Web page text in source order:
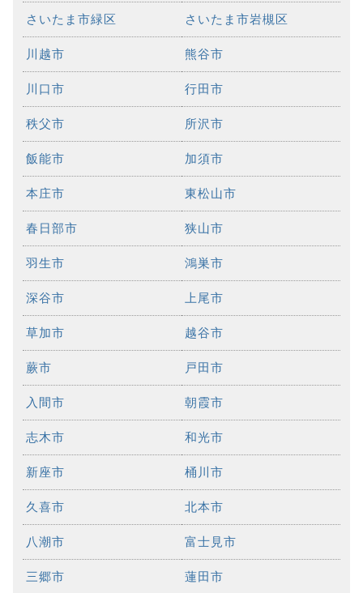
さいたま市緑区 さいたま市岩槻区
川越市 熊谷市
川口市 行田市
秩父市 所沢市
飯能市 加須市
本庄市 東松山市
春日部市 狭山市
羽生市 鴻巣市
深谷市 上尾市
草加市 越谷市
蕨市 戸田市
入間市 朝霞市
志木市 和光市
新座市 桶川市
久喜市 北本市
八潮市 富士見市
三郷市 蓮田市